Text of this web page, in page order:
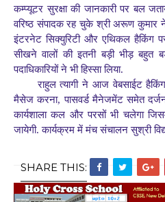
कम्प्यूटर सुरक्षा की जानकारी पर बल
वरिष्ठ संपादक रह चुकेश्री अरूण कुमार
इंटरनेट सिक्युरिटी और एथिकल हैकिंग
सीखने वालों की इतनी बड़ी भीड़ बहुत
पदाधिकारियों ने भी हिस्सा लिया.
राहुल त्यागी ने आज वेबसाईट
मैसेज करना, पासवर्ड मैनेजमेंट समेत दर्जनों
कार्यशाला कल और परसों भी चलेगा
जायेगी. कार्यक्रम में मंच संचालन सुश्री
SHARE THIS: